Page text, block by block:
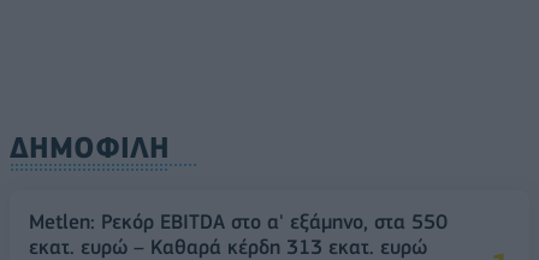
ΔΗΜΟΦΙΛΗ
Metlen: Ρεκόρ EBITDA στο α' εξάμηνο, στα 550
εκατ. ευρώ – Καθαρά κέρδη 313 εκατ. ευρώ